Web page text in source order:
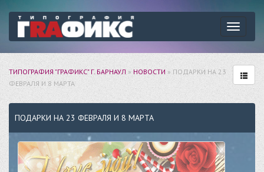
ТИПОГРАФИЯ "ГРАФИКС" Г. БАРНАУЛ»НОВОСТИ» ПОДАРКИ НА 23
ФЕВРАЛЯ И 8 МАРТА
ПОДАРКИ НА 23 ФЕВРАЛЯ И 8 МАРТА